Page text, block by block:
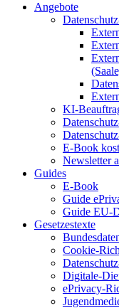
Angebote
KI-
E-Book
Newsletter
Guides
E-Book
Guide
Guide EU-
Gesetzestexte
Cookie-
Digitale-
ePrivacy-